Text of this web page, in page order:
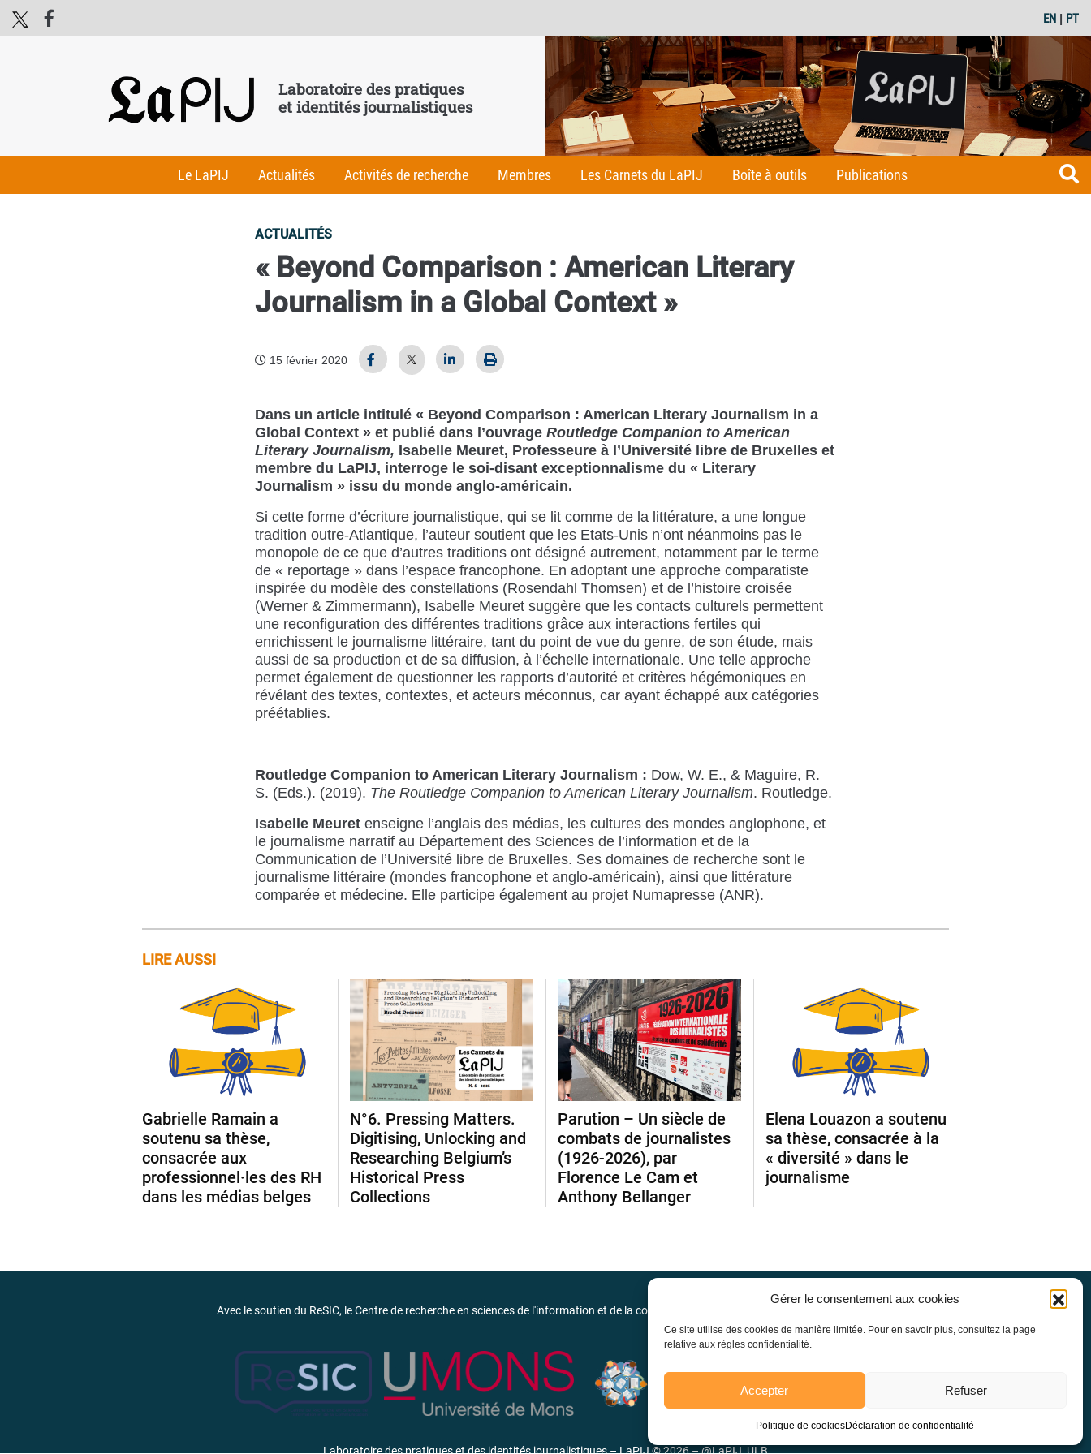
Gérer le consentement aux cookies
Ce site utilise des cookies de manière limitée. Pour en savoir plus, consultez la page
relative aux règles confidentialité.
Accepter Refuser
Politique de cookiesDéclaration de confidentialité
EN | PT
Laboratoire des pratiques
et identités journalistiques
Le LaPIJ Actualités Activités de recherche Membres Les Carnets du LaPIJ Boîte à outils Publications
ACTUALITÉS
« Beyond Comparison : American Literary
Journalism in a Global Context »
15 février 2020
Dans un article intitulé « Beyond Comparison : American Literary Journalism in a
Global Context » et publié dans l’ouvrageRoutledge Companion to American
Literary Journalism, Isabelle Meuret, Professeure à l’Université libre de Bruxelles et
membre du LaPIJ, interroge le soi-disant exceptionnalisme du « Literary
Journalism » issu du monde anglo-américain.
Si cette forme d’écriture journalistique, qui se lit comme de la littérature, a une longue
tradition outre-Atlantique, l’auteur soutient que les Etats-Unis n’ont néanmoins pas le
monopole de ce que d’autres traditions ont désigné autrement, notamment par le terme
de « reportage » dans l’espace francophone. En adoptant une approche comparatiste
inspirée du modèle des constellations (Rosendahl Thomsen) et de l’histoire croisée
(Werner & Zimmermann), Isabelle Meuret suggère que les contacts culturels permettent
une reconfiguration des différentes traditions grâce aux interactions fertiles qui
enrichissent le journalisme littéraire, tant du point de vue du genre, de son étude, mais
aussi de sa production et de sa diffusion, à l’échelle internationale. Une telle approche
permet également de questionner les rapports d’autorité et critères hégémoniques en
révélant des textes, contextes, et acteurs méconnus, car ayant échappé aux catégories
préétablies.
Routledge Companion to American Literary Journalism : Dow, W. E., & Maguire, R.
S. (Eds.). (2019). The Routledge Companion to American Literary Journalism. Routledge.
Isabelle Meuret enseigne l’anglais des médias, les cultures des mondes anglophone, et
le journalisme narratif au Département des Sciences de l’information et de la
Communication de l’Université libre de Bruxelles. Ses domaines de recherche sont le
journalisme littéraire (mondes francophone et anglo-américain), ainsi que littérature
comparée et médecine. Elle participe également au projet Numapresse (ANR).
LIRE AUSSI
Gabrielle Ramain a
soutenu sa thèse,
consacrée aux
professionnel·les des RH
dans les médias belges
N°6. Pressing Matters.
Digitising, Unlocking and
Researching Belgium’s
Historical Press
Collections
Parution – Un siècle de
combats de journalistes
(1926-2026), par
Florence Le Cam et
Anthony Bellanger
Elena Louazon a soutenu
sa thèse, consacrée à la
« diversité » dans le
journalisme
Avec le soutien du ReSIC, le Centre de recherche en sciences de l'information et de la communication de l'Université Libre de Bruxelles
Laboratoire des pratiques et des identités journalistiques – LaPIJ © 2026 –@LaPIJ_ULB